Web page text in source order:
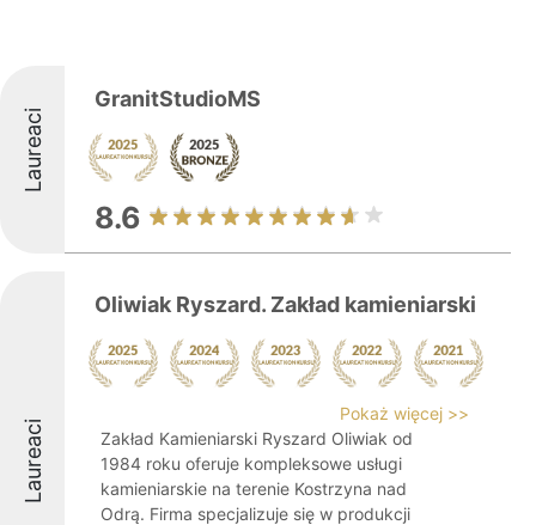
Laureaci
GranitStudioMS
8.6
Laureaci
Oliwiak Ryszard. Zakład kamieniarski
Pokaż więcej >>
Zakład Kamieniarski Ryszard Oliwiak od
1984 roku oferuje kompleksowe usługi
kamieniarskie na terenie Kostrzyna nad
Odrą. Firma specjalizuje się w produkcji